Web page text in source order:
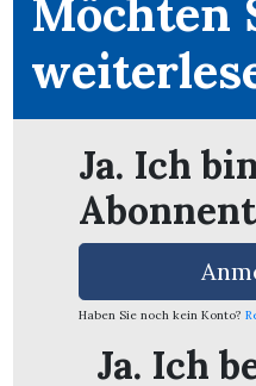
Möchten
Ja. Ich
Haben Sie noch kein Konto?
Ja. Ich